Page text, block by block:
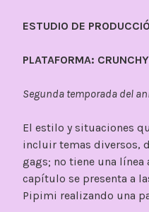
ESTUDIO DE
PLATAFORMA:
Segunda temporada del
El estilo y situaciones
incluir temas diversos,
gags; no tiene una
capítulo se presenta a
Pipimi realizando una